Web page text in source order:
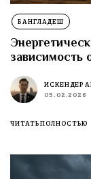
БАНГЛАДЕШ
зависимость
ИСКЕНДЕР
05.02.2026
ЧИТАТЬ ПОЛНОСТЬЮ